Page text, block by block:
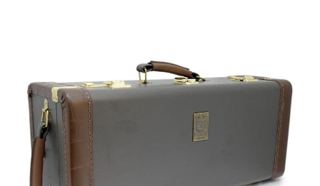
パーカッション
キーボード
管楽器